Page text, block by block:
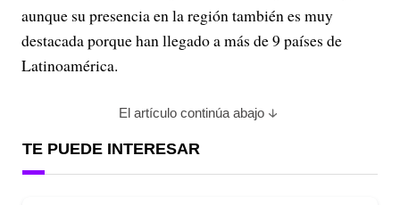
aunque su presencia en la región también es muy
destacada porque han llegado a más de 9 países de
Latinoamérica.
El artículo continúa abajo
TE PUEDE INTERESAR